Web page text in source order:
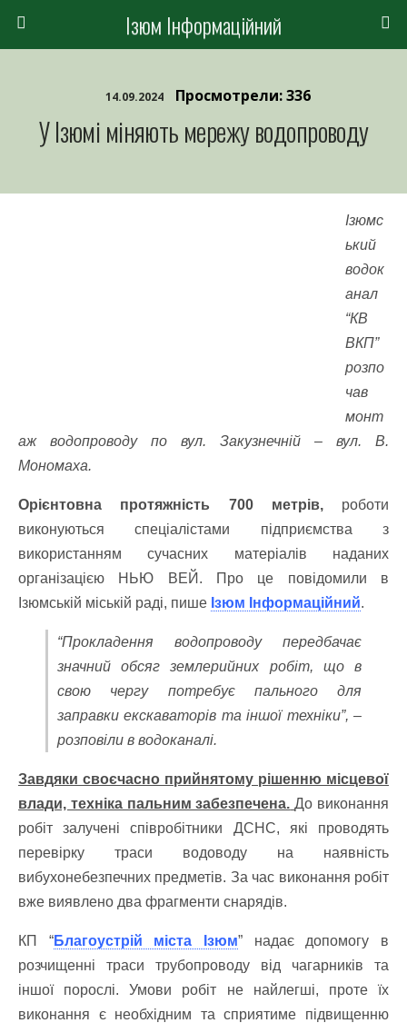
Ізюм Інформаційний
14.09.2024 Просмотрели: 336
У Ізюмі міняють мережу водопроводу
Ізюмс
ький
водок
анал
“КВ
ВКП”
розпо
чав
монт
аж водопроводу по вул. Закузнечній – вул. В.
Мономаха.
Орієнтовна протяжність 700 метрів,роботи
виконуються спеціалістами підприємства з
використанням сучасних матеріалів наданих
організацією НЬЮ ВЕЙ. Про це повідомили в
Ізюмській міській раді, пише Ізюм Інформаційний.
“Прокладення водопроводу передбачає
значний обсяг землерийних робіт, що в
свою чергу потребує пального для
заправки екскаваторів та іншої техніки”, –
розповіли в водоканалі.
Завдяки своєчасно прийнятому рішенню місцевої
влади, техніка пальним забезпечена. До виконання
робіт залучені співробітники ДСНС, які проводять
перевірку траси водоводу на наявність
вибухонебезпечних предметів. За час виконання робіт
вже виявлено два фрагменти снарядів.
КП “Благоустрій міста Ізюм” надає допомогу в
розчищенні траси трубопроводу від чагарників та
іншої порослі. Умови робіт не найлегші, проте їх
виконання є необхідним та сприятиме підвищенню